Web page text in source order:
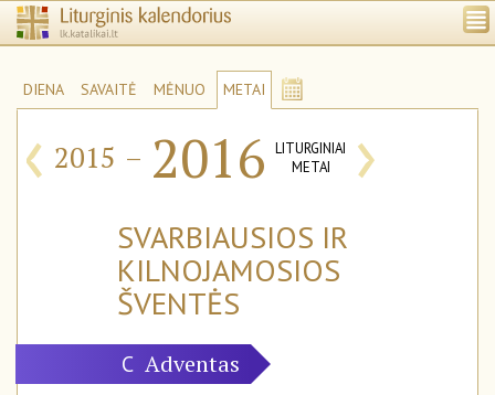
DIENA SAVAITĖ MĖNUO METAI
‹ 2015 – 2016 LITURGINIAI
METAI
›
SVARBIAUSIOS IR
KILNOJAMOSIOS
ŠVENTĖS
C Adventas